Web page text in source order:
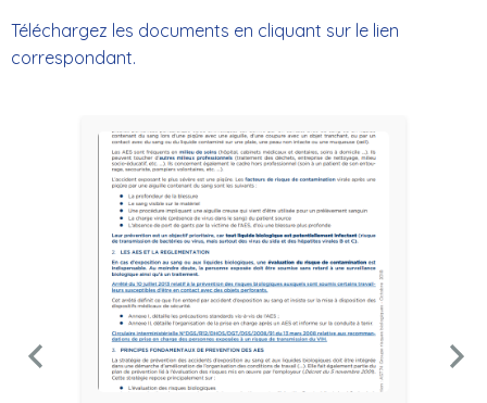
Téléchargez les documents en cliquant sur le lien
correspondant.